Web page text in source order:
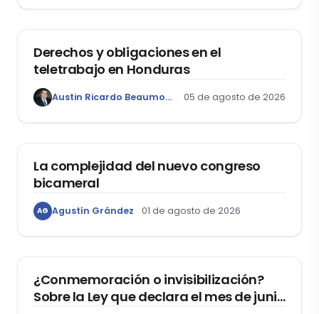
Derechos y obligaciones en el
teletrabajo en Honduras
Austin Ricardo Beaumont Rivera 05 de agosto de 2026
La complejidad del nuevo congreso
bicameral
AG Agustín Grández 01 de agosto de 2026
¿Conmemoración o invisibilización?
Sobre la Ley que declara el mes de junio